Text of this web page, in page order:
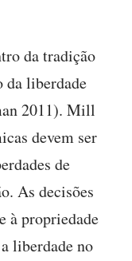
da tradição
da liberdade
2011). Mill
devem ser
de
As decisões
à propriedade
liberdade no